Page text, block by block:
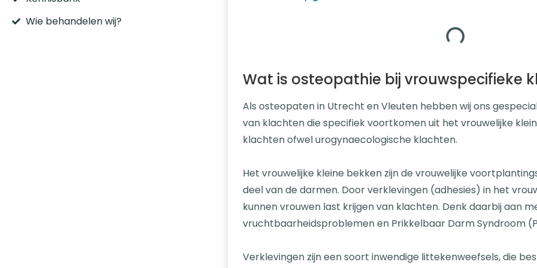
Wie behandelen wij?
Wat is osteopathie bij vrouwspecifieke
Als osteopaten in Utrecht en Vleuten hebben wij ons
van klachten die specifiek voortkomen uit het vrouwelijke
klachten ofwel urogynaecologische klachten.
Het vrouwelijke kleine bekken zijn de vrouwelijke
deel van de darmen. Door verklevingen (adhesies) in het
kunnen vrouwen last krijgen van klachten. Denk daarbij aan
vruchtbaarheidsproblemen en Prikkelbaar Darm Syndroom
Verklevingen zijn een soort inwendige littekenweefsels, die